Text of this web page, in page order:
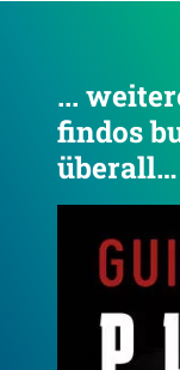
...
findos
überall…